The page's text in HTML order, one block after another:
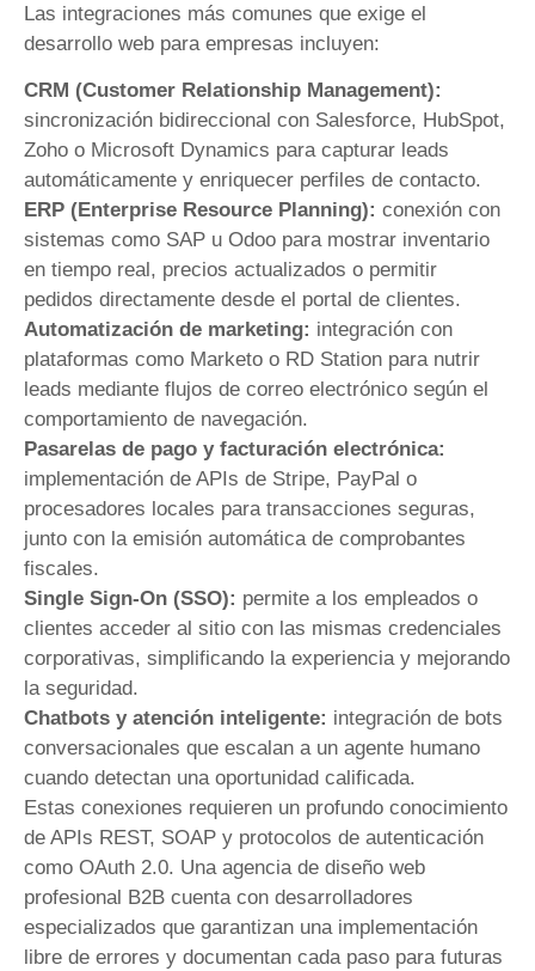
Las integraciones más comunes que exige el
desarrollo web para empresas incluyen:
CRM (Customer Relationship Management):
sincronización bidireccional con Salesforce, HubSpot,
Zoho o Microsoft Dynamics para capturar leads
automáticamente y enriquecer perfiles de contacto.
ERP (Enterprise Resource Planning): conexión con
sistemas como SAP u Odoo para mostrar inventario
en tiempo real, precios actualizados o permitir
pedidos directamente desde el portal de clientes.
Automatización de marketing: integración con
plataformas como Marketo o RD Station para nutrir
leads mediante flujos de correo electrónico según el
comportamiento de navegación.
Pasarelas de pago y facturación electrónica:
implementación de APIs de Stripe, PayPal o
procesadores locales para transacciones seguras,
junto con la emisión automática de comprobantes
fiscales.
Single Sign-On (SSO): permite a los empleados o
clientes acceder al sitio con las mismas credenciales
corporativas, simplificando la experiencia y mejorando
la seguridad.
Chatbots y atención inteligente: integración de bots
conversacionales que escalan a un agente humano
cuando detectan una oportunidad calificada.
Estas conexiones requieren un profundo conocimiento
de APIs REST, SOAP y protocolos de autenticación
como OAuth 2.0. Una agencia de diseño web
profesional B2B cuenta con desarrolladores
especializados que garantizan una implementación
libre de errores y documentan cada paso para futuras